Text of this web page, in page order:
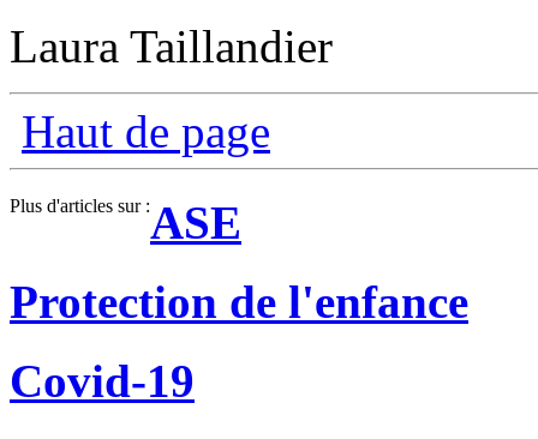
Laura Taillandier
Haut de page
Plus d'articles sur :ASE
Protection de l'enfance
Covid-19